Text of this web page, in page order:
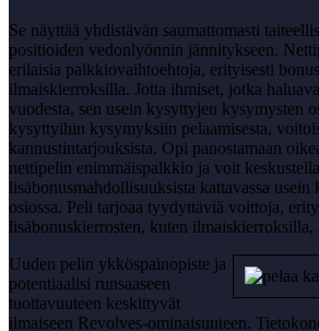
Se näyttää yhdistävän saumattomasti
positioiden vedonlyönnin jännitykseen.
erilaisia ​​palkkiovaihtoehtoja, erityisesti
ilmaiskierroksilla. Jotta ihmiset, jotka
vuodesta, sen usein kysyttyjen kysymysten
kysyttyihin kysymyksiin pelaamisesta,
kannustintarjouksista. Opi panostamaan
nettipelin enimmäispalkkio ja voit keskustella
lisäbonusmahdollisuuksista kattavassa
osiossa. Peli tarjoaa tyydyttäviä voittoja,
lisäbonuskierrosten, kuten ilmaiskierroksilla,
Uuden pelin ykköspainopiste ja
potentiaalisi runsaaseen
tuottavuuteen keskittyvät
ilmaiseen Revolves-ominaisuuteen.